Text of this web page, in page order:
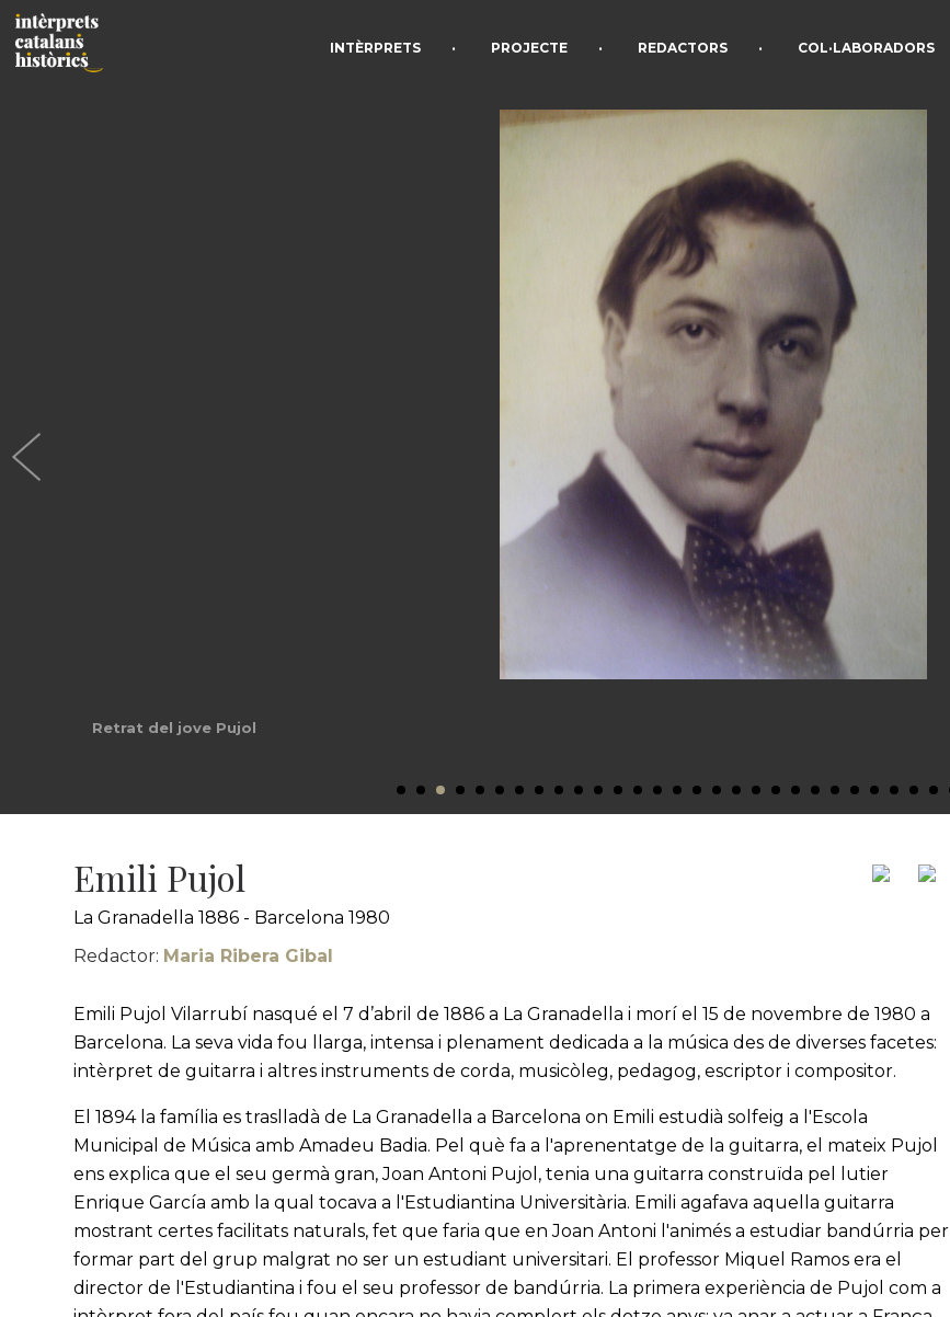
INTÈRPRETS • PROJECTE • REDACTORS • COL·LABORADORS
Retrat del jove Pujol
Emili Pujol
La Granadella 1886 - Barcelona 1980
Redactor: Maria Ribera Gibal
Emili Pujol Vilarrubí nasqué el 7 d’abril de 1886 a La Granadella i morí el 15 de novembre de 1980 a
Barcelona. La seva vida fou llarga, intensa i plenament dedicada a la música des de diverses facetes:
intèrpret de guitarra i altres instruments de corda, musicòleg, pedagog, escriptor i compositor.
El 1894 la família es traslladà de La Granadella a Barcelona on Emili estudià solfeig a l'Escola
Municipal de Música amb Amadeu Badia. Pel què fa a l'aprenentatge de la guitarra, el mateix Pujol
ens explica que el seu germà gran, Joan Antoni Pujol, tenia una guitarra construïda pel lutier
Enrique García amb la qual tocava a l'Estudiantina Universitària. Emili agafava aquella guitarra
mostrant certes facilitats naturals, fet que faria que en Joan Antoni l'animés a estudiar bandúrria per
formar part del grup malgrat no ser un estudiant universitari. El professor Miquel Ramos era el
director de l'Estudiantina i fou el seu professor de bandúrria. La primera experiència de Pujol com a